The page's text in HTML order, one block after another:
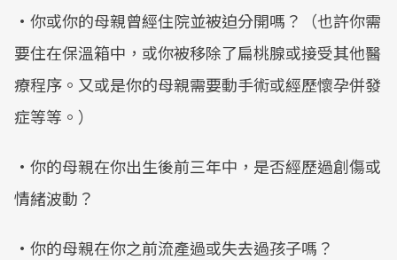
•你或你的母親曾經住院並被迫分開嗎？（也許你需
要住在保溫箱中，或你被移除了扁桃腺或接受其他醫
療程序。又或是你的母親需要動手術或經歷懷孕併發
症等等。）
•你的母親在你出生後前三年中，是否經歷過創傷或
情緒波動？
•你的母親在你之前流產過或失去過孩子嗎？